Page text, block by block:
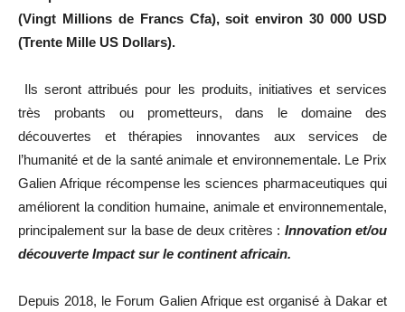
(Vingt Millions de Francs Cfa), soit environ 30 000 USD
(Trente Mille US Dollars).
Ils seront attribués pour les produits, initiatives et services
très probants ou prometteurs, dans le domaine des
découvertes et thérapies innovantes aux services de
l’humanité et de la santé animale et environnementale. Le Prix
Galien Afrique récompense les sciences pharmaceutiques qui
améliorent la condition humaine, animale et environnementale,
principalement sur la base de deux critères : Innovation et/ou
découverte Impact sur le continent africain.
Depuis 2018, le Forum Galien Afrique est organisé à Dakar et